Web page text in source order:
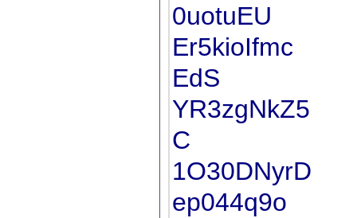
0uotuEU
Er5kioIfmc
EdS
YR3zgNkZ5
C
1O30DNyrD
ep044q9o